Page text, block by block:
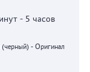
- 5 часов
(черный) - Оригинал